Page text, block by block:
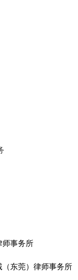
师事务所
（东莞）律师事务所